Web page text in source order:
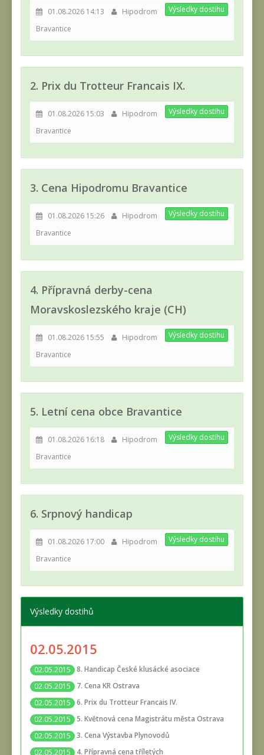
Výsledky dostihu
01.08.2026 14:13
Hipodrom
Bravantice
2. Prix du Trotteur Francais IX.
Výsledky dostihu
01.08.2026 15:03
Hipodrom
Bravantice
3. Cena Hipodromu Bravantice
Výsledky dostihu
01.08.2026 15:26
Hipodrom
Bravantice
4. Přípravná derby-cena
Moravskoslezského kraje (CH)
Výsledky dostihu
01.08.2026 15:55
Hipodrom
Bravantice
5. Letní cena obce Bravantice
Výsledky dostihu
01.08.2026 16:18
Hipodrom
Bravantice
6. Srpnový handicap
Výsledky dostihu
01.08.2026 17:00
Hipodrom
Bravantice
Výsledky dostihů
02.05.2015
02.05.2015
8. Handicap České klusácké asociace
02.05.2015
7. Cena KR Ostrava
02.05.2015
6. Prix du Trotteur Francais IV.
02.05.2015
5. Květnová cena Magistrátu města Ostrava
02.05.2015
3. Cena Výstavba Plynovodů
02.05.2015
4. Přípravná cena tříletých